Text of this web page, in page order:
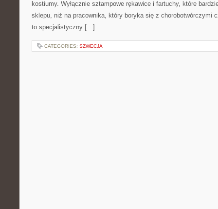
kostiumy. Wyłącznie sztampowe rękawice i fartuchy, które
sklepu, niż na pracownika, który boryka się z chorobotwórczymi
to specjalistyczny […]
CATEGORIES: SZWECJA